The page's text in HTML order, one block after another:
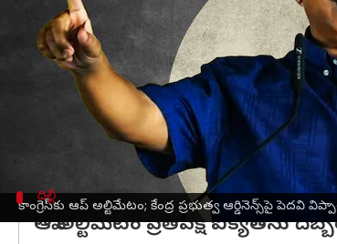
కాంగ్రెస్‌కు ఆప్ అల్టిమేటం; కేంద్ర ప్రభుత్వ ఆర్డినెన్స్‌పై పెదవి
దిల్లీపరిపాలన హక్కుల విషయంలో కేంద్రం జారీ
సమావేశానికి గైర్హాజరవుతామని ఆప్ అధినేత
ఆర్డినెన్స్ విషయంలోకాంగ్రెస్తమకు
వర్గాలు వెల్లడించాయి.
దిల్లీ బ్యూరోక్రాట్‌లను తమ ఆధీనంలోకి
దిల్లీ
ఆప్ అల్టిమేటం ప్రతిపక్ష ఐక్యతను